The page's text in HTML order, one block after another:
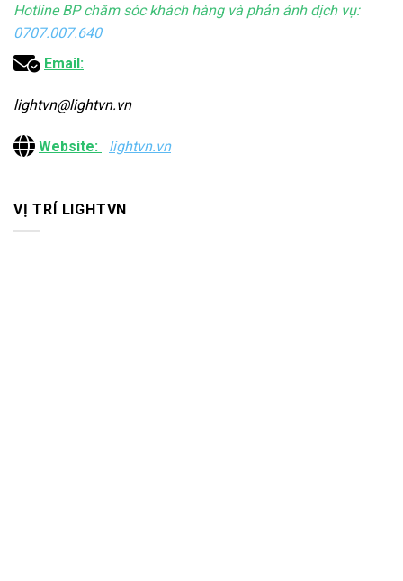
Hotline BP chăm sóc khách hàng và phản ánh dịch vụ:
0707.007.640
Email:
lightvn@lightvn.vn
Website: lightvn.vn
VỊ TRÍ LIGHTVN